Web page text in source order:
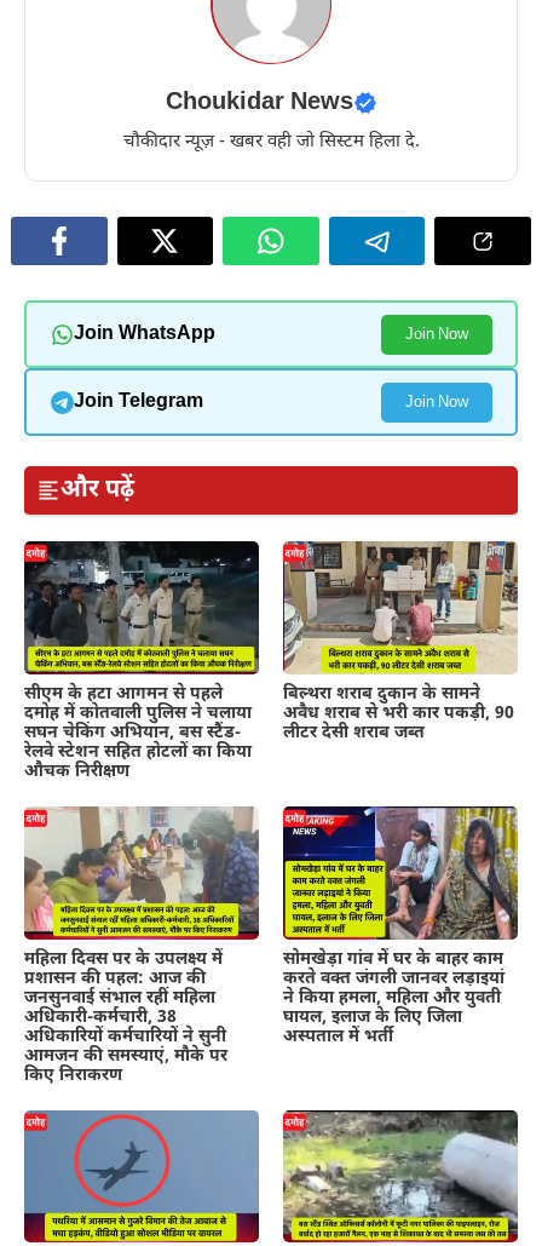
Choukidar News
चौकीदार न्यूज़ - खबर वही जो सिस्टम हिला दे.
Join WhatsApp Join Now
Join Telegram Join Now
और पढ़ें
सीएम के हटा आगमन से पहले
दमोह में कोतवाली पुलिस ने चलाया
सघन चेकिंग अभियान, बस स्टैंड-
रेलवे स्टेशन सहित होटलों का किया
औचक निरीक्षण
बिल्थरा शराब दुकान के सामने
अवैध शराब से भरी कार पकड़ी, 90
लीटर देसी शराब जब्त
महिला दिवस पर के उपलक्ष्य में
प्रशासन की पहल: आज की
जनसुनवाई संभाल रहीं महिला
अधिकारी-कर्मचारी, 38
अधिकारियों कर्मचारियों ने सुनी
आमजन की समस्याएं, मौके पर
किए निराकरण
सोमखेड़ा गांव में घर के बाहर काम
करते वक्त जंगली जानवर लड़ाइयां
ने किया हमला, महिला और युवती
घायल, इलाज के लिए जिला
अस्पताल में भर्ती